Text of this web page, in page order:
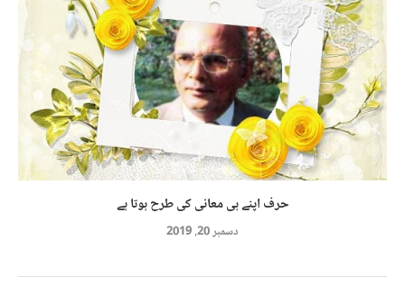
حرف اپنے ہی معانی کی طرح ہوتا ہے
دسمبر 20, 2019